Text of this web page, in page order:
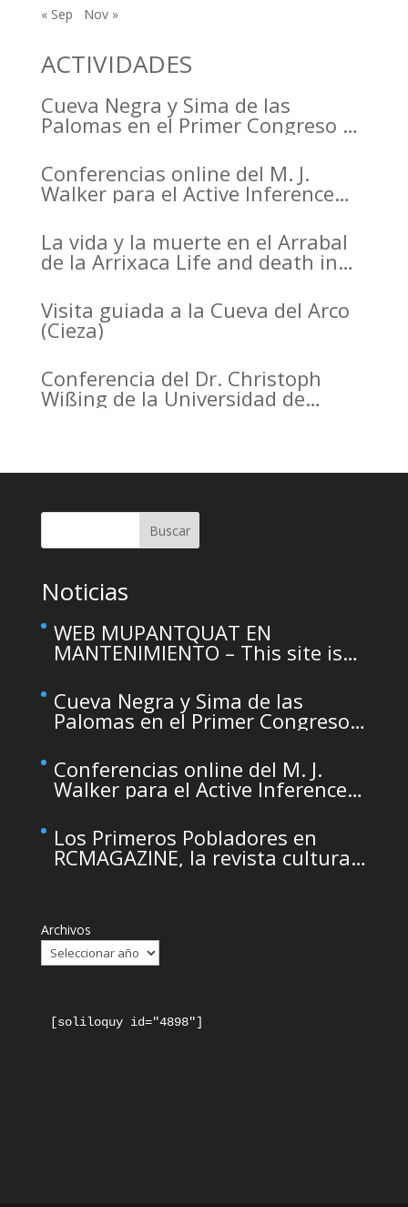
« Sep
Nov »
ACTIVIDADES
Cueva Negra y Sima de las
Palomas en el Primer Congreso de
Murcia organizado por el CDL
Conferencias online del M. J.
Walker para el Active Inference
La vida y la muerte en el Arrabal
de la Arrixaca Life and death in
Visita guiada a la Cueva del Arco
(Cieza)
Conferencia del Dr. Christoph
Wißing de la Universidad de
versus early modern humans:
pattern Buscar
Noticias
WEB MUPANTQUAT EN
MANTENIMIENTO – This site is
maintenance
Cueva Negra y Sima de las
Palomas en el Primer Congreso
Murcia organizado por el CDL
Conferencias online del M. J.
Walker para el Active Inference
Los Primeros Pobladores en
RCMAGAZINE, la revista cultural
Archivos
[soliloquy id="4898"]